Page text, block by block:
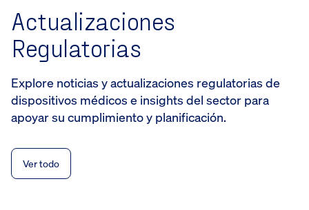
Actualizaciones
Regulatorias
Explore noticias y actualizaciones regulatorias de
dispositivos médicos e insights del sector para
apoyar su cumplimiento y planificación.
Ver todo